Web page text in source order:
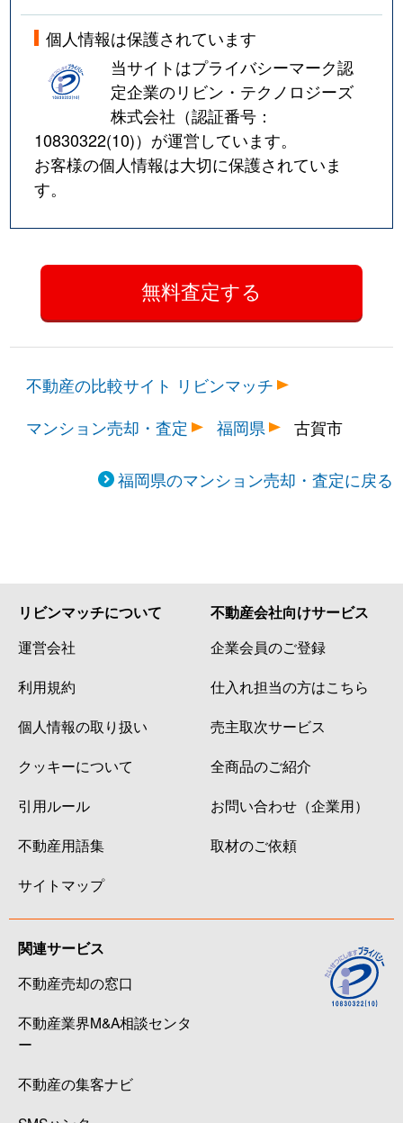
個人情報は保護されています
当サイトはプライバシーマーク認
定企業のリビン・テクノロジーズ
株式会社（認証番号：
10830322(10)）が運営しています。
お客様の個人情報は大切に保護されていま
す。
不動産の比較サイト リビンマッチ
マンション売却・査定
福岡県 古賀市
福岡県のマンション売却・査定に戻る
リビンマッチについて
運営会社
利用規約
個人情報の取り扱い
クッキーについて
引用ルール
不動産用語集
サイトマップ
不動産会社向けサービス
企業会員のご登録
仕入れ担当の方はこちら
売主取次サービス
全商品のご紹介
お問い合わせ（企業用）
取材のご依頼
関連サービス
不動産売却の窓口
不動産業界M&A相談センタ
ー
不動産の集客ナビ